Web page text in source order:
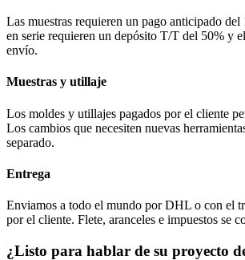
Las muestras requieren un pago anticipado
en serie requieren un depósito T/T del 50% y
envío.
Muestras y utillaje
Los moldes y utillajes pagados por el cliente
Los cambios que necesiten nuevas
separado.
Entrega
Enviamos a todo el mundo por DHL o con el
por el cliente. Flete, aranceles e impuestos se
¿Listo para hablar de su proyecto